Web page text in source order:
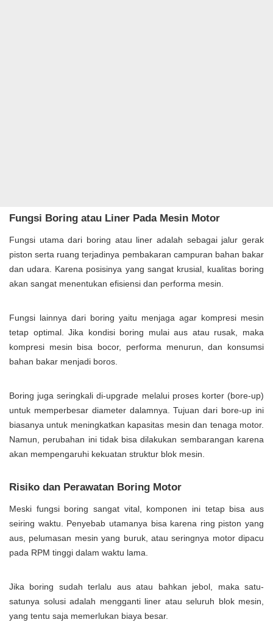
Fungsi Boring atau Liner Pada Mesin Motor
Fungsi utama dari boring atau liner adalah sebagai jalur gerak
piston serta ruang terjadinya pembakaran campuran bahan bakar
dan udara. Karena posisinya yang sangat krusial, kualitas boring
akan sangat menentukan efisiensi dan performa mesin.
Fungsi lainnya dari boring yaitu menjaga agar kompresi mesin
tetap optimal. Jika kondisi boring mulai aus atau rusak, maka
kompresi mesin bisa bocor, performa menurun, dan konsumsi
bahan bakar menjadi boros.
Boring juga seringkali di-upgrade melalui proses korter (bore-up)
untuk memperbesar diameter dalamnya. Tujuan dari bore-up ini
biasanya untuk meningkatkan kapasitas mesin dan tenaga motor.
Namun, perubahan ini tidak bisa dilakukan sembarangan karena
akan mempengaruhi kekuatan struktur blok mesin.
Risiko dan Perawatan Boring Motor
Meski fungsi boring sangat vital, komponen ini tetap bisa aus
seiring waktu. Penyebab utamanya bisa karena ring piston yang
aus, pelumasan mesin yang buruk, atau seringnya motor dipacu
pada RPM tinggi dalam waktu lama.
Jika boring sudah terlalu aus atau bahkan jebol, maka satu-
satunya solusi adalah mengganti liner atau seluruh blok mesin,
yang tentu saja memerlukan biaya besar.